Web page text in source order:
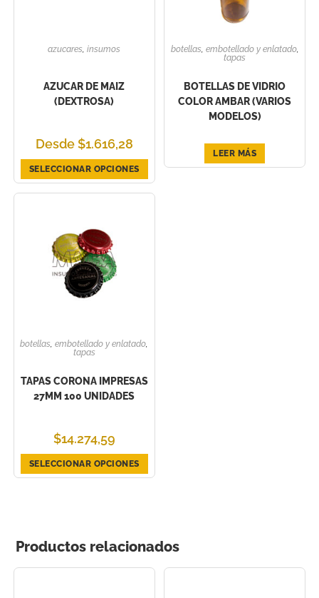
azucares,insumos
AZUCAR DE MAIZ
(DEXTROSA)
Desde $1.616,28
SELECCIONAR OPCIONES
botellas, embotellado y enlatado,
tapas
BOTELLAS DE VIDRIO
COLOR AMBAR (VARIOS
MODELOS)
LEER MÁS
botellas ,embotellado y enlatado
tapas
TAPAS CORONA IMPRESAS
27MM 100 UNIDADES
$14.274,59
SELECCIONAR OPCIONES
Productos relacionados